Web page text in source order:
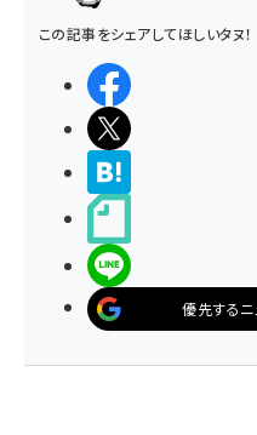
この記事をシェアしてほしいタヌ！
優先する